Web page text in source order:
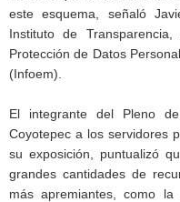
este esquema, señaló
Instituto de
Protección de Datos
(Infoem).
El integrante del Pleno
Coyotepec a los servidores
su exposición, puntualizó
grandes cantidades de
más apremiantes, como